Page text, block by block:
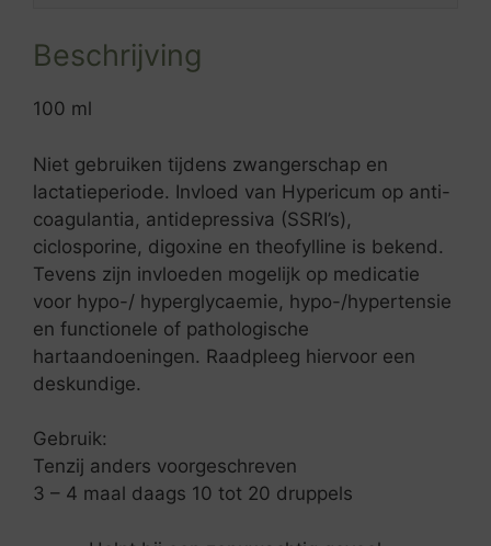
Beschrijving
100 ml
Niet gebruiken tijdens zwangerschap en
lactatieperiode. Invloed van Hypericum op anti-
coagulantia, antidepressiva (SSRI’s),
ciclosporine, digoxine en theofylline is bekend.
Tevens zijn invloeden mogelijk op medicatie
voor hypo-/ hyperglycaemie, hypo-/hypertensie
en functionele of pathologische
hartaandoeningen. Raadpleeg hiervoor een
deskundige.
Gebruik:
Tenzij anders voorgeschreven
3 – 4 maal daags 10 tot 20 druppels